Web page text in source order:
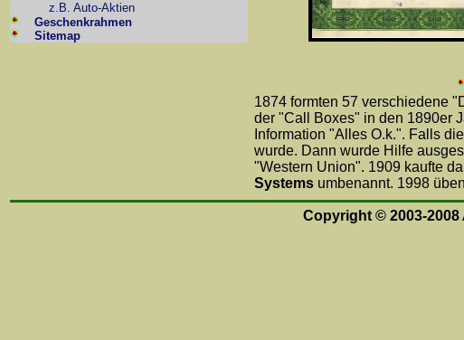
z.B. Auto-Aktien
Geschenkrahmen
Sitemap
1874 formten 57 verschiedene
der "Call Boxes" in den 1890er
Information "Alles O.k.". Falls
wurde. Dann wurde Hilfe
"Western Union". 1909 kaufte
Systems umbenannt. 1998
Copyright © 2003-2008